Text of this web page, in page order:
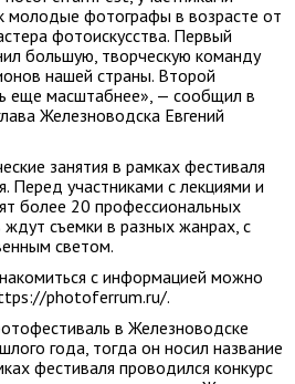
молодые фотографы в возрасте от
фотоискусства. Первый
большую, творческую команду
нашей страны. Второй
еще масштабнее», — сообщил в
Железноводска Евгений
занятия в рамках фестиваля
Перед участниками с лекциями и
более 20 профессиональных
съемки в разных жанрах, с
светом.
с информацией можно
photoferrum.ru/.
в Железноводске
года, тогда он носил название
фестиваля проводился конкурс